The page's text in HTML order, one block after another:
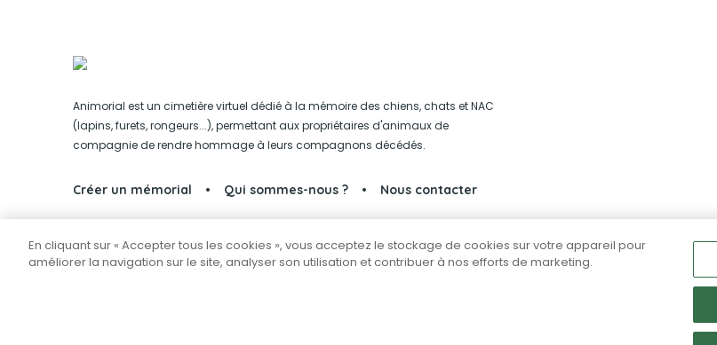
Animorial est un cimetière virtuel dédié à la mémoire des chiens, chats et NAC
(lapins, furets, rongeurs...), permettant aux propriétaires d'animaux de
compagnie de rendre hommage à leurs compagnons décédés.
Créer un mémorial Qui sommes-nous ? Nous contacter
Partager sur Facebook
En cliquant sur « Accepter tous les cookies », vous acceptez le stockage de cookies sur votre appareil pour
améliorer la navigation sur le site, analyser son utilisation et contribuer à nos efforts de marketing.